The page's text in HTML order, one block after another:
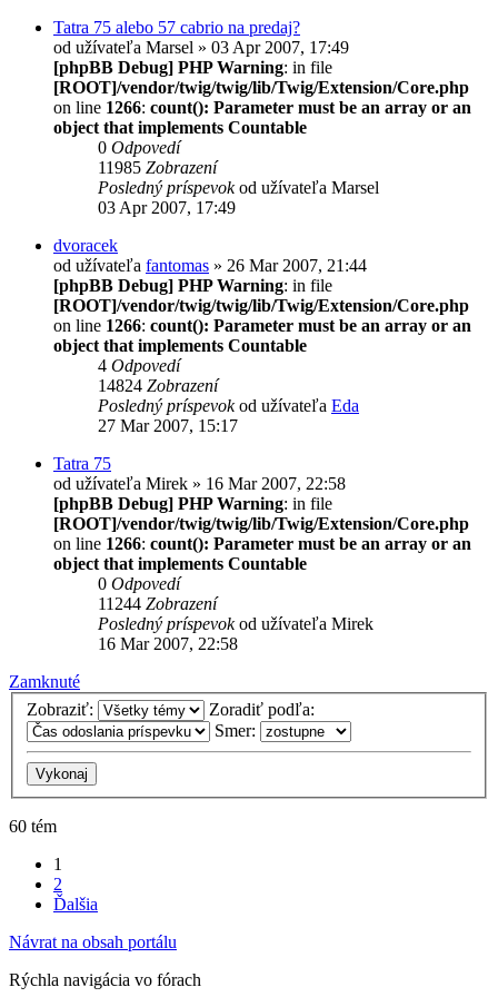
Tatra 75 alebo 57 cabrio na predaj?
od užívateľa Marsel » 03 Apr 2007, 17:49
[phpBB Debug] PHP Warning: in file
[ROOT]/vendor/twig/twig/lib/Twig/Extension/Core.php
on line 1266: count(): Parameter must be an array or an
object that implements Countable
0 Odpovedí
11985 Zobrazení
Posledný príspevokod užívateľa Marsel
03 Apr 2007, 17:49
dvoracek
od užívateľa fantomas » 26 Mar 2007, 21:44
[phpBB Debug] PHP Warning: in file
[ROOT]/vendor/twig/twig/lib/Twig/Extension/Core.php
on line 1266: count(): Parameter must be an array or an
object that implements Countable
4 Odpovedí
14824 Zobrazení
Posledný príspevokod užívateľa Eda
27 Mar 2007, 15:17
Tatra 75
od užívateľa Mirek » 16 Mar 2007, 22:58
[phpBB Debug] PHP Warning: in file
[ROOT]/vendor/twig/twig/lib/Twig/Extension/Core.php
on line 1266: count(): Parameter must be an array or an
object that implements Countable
0 Odpovedí
11244 Zobrazení
Posledný príspevokod užívateľa Mirek
16 Mar 2007, 22:58
Zamknuté
Zobraziť:
Zoradiť podľa:
Smer:
60 tém
1
2
Ďalšia
Návrat na obsah portálu
Rýchla navigácia vo fórach